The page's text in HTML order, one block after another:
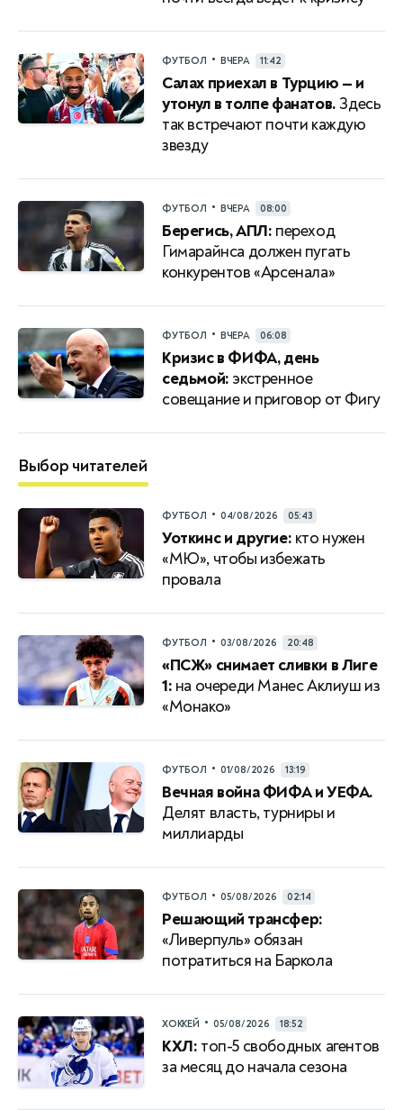
ФУТБОЛ • ВЧЕРА 11:42
Салах приехал в Турцию — и
утонул в толпе фанатов.Здесь
так встречают почти каждую
звезду
ФУТБОЛ • ВЧЕРА 08:00
Берегись, АПЛ: переход
Гимарайнса должен пугать
конкурентов «Арсенала»
ФУТБОЛ • ВЧЕРА 06:08
Кризис в ФИФА, день
седьмой: экстренное
совещание и приговор от Фигу
Выбор читателей
ФУТБОЛ • 04/08/2026 05:43
Уоткинс и другие: кто нужен
«МЮ», чтобы избежать
провала
ФУТБОЛ • 03/08/2026 20:48
«ПСЖ» снимает сливки в Лиге
1: на очереди Манес Аклиуш из
«Монако»
ФУТБОЛ • 01/08/2026 13:19
Вечная война ФИФА и УЕФА.
Делят власть, турниры и
миллиарды
ФУТБОЛ • 05/08/2026 02:14
Решающий трансфер:
«Ливерпуль» обязан
потратиться на Баркола
ХОККЕЙ • 05/08/2026 18:52
КХЛ: топ-5 свободных агентов
за месяц до начала сезона